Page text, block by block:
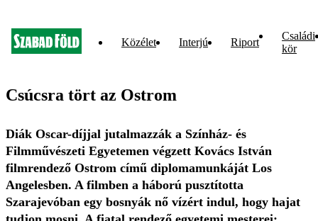
Közélet Interjú Riport
Családi
kör
Csúcsra tört az Ostrom
Diák Oscar-díjjal jutalmazzák a Színház- és
Filmművészeti Egyetemen végzett Kovács István
filmrendező Ostrom című diplomamunkáját Los
Angelesben. A filmben a háború pusztította
Szarajevóban egy bosnyák nő vízért indul, hogy hajat